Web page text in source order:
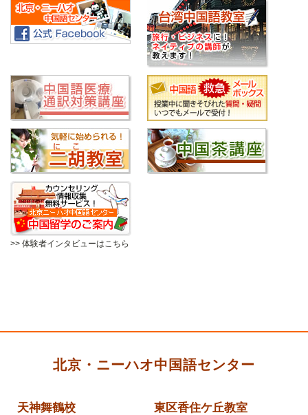
>> 体験者インタビューはこちら
北京・ニーハオ中国語センター
天神舞鶴校 東区香住ケ丘教室